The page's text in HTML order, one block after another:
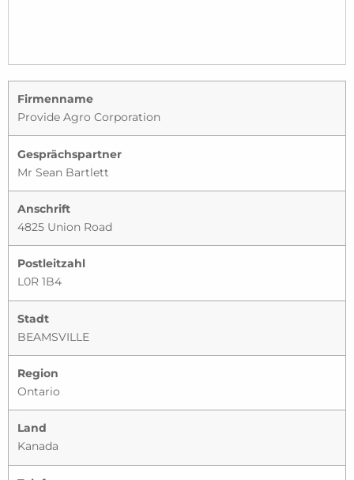
Firmenname
Provide Agro Corporation
Gesprächspartner
Mr Sean Bartlett
Anschrift
4825 Union Road
Postleitzahl
L0R 1B4
Stadt
BEAMSVILLE
Region
Ontario
Land
Kanada